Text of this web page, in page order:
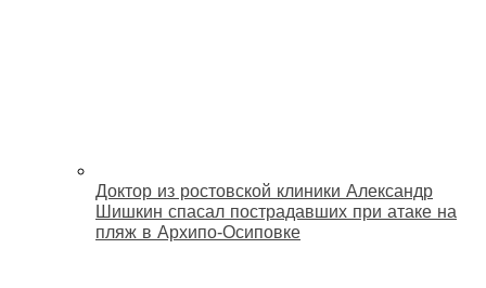
Доктор из ростовской клиники Александр
Шишкин спасал пострадавших при атаке на
пляж в Архипо‑Осиповке